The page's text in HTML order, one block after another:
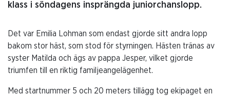
klass i söndagens insprängda juniorchanslopp.
Det var Emilia Lohman som endast gjorde sitt andra lopp
bakom stor häst, som stod för styrningen. Hästen tränas av
syster Matilda och ägs av pappa Jesper, vilket gjorde
triumfen till en riktig familjeangelägenhet.
Med startnummer 5 och 20 meters tillägg tog ekipaget en